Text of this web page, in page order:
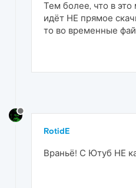
Тем более, что в это
идёт НЕ прямое
то во временные
RotidE
Враньё! С Ютуб НЕ